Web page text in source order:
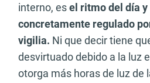
interno, esel ritmo del día y
concretamente regulado
vigilia. Ni que decir tiene
desvirtuado debido a la luz
otorga más horas de luz de